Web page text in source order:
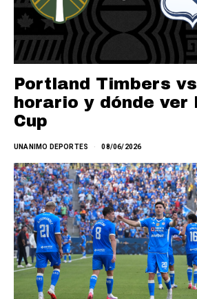
Portland Timbers
horario y dónde ver
Cup
UNANIMO DEPORTES 08/06/2026